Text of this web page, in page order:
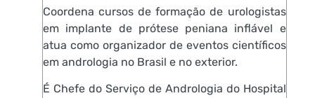
Coordena cursos de formação de urologistas
em implante de prótese peniana inflável e
atua como organizador de eventos científicos
em andrologia no Brasil e no exterior.
É Chefe do Serviço de Andrologia do Hospital